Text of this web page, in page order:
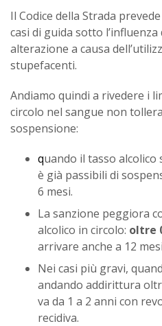
Il Codice della Strada
casi di guida sotto
alterazione a causa
stupefacenti.
Andiamo quindi a rivedere i
circolo nel sangue non
sospensione:
quando il tasso alcolico
è già passibili di
6 mesi.
La sanzione peggiora
alcolico in circolo: oltre
arrivare anche a 12
Nei casi più gravi,
andando addirittura
va da 1 a 2 anni con
recidiva.